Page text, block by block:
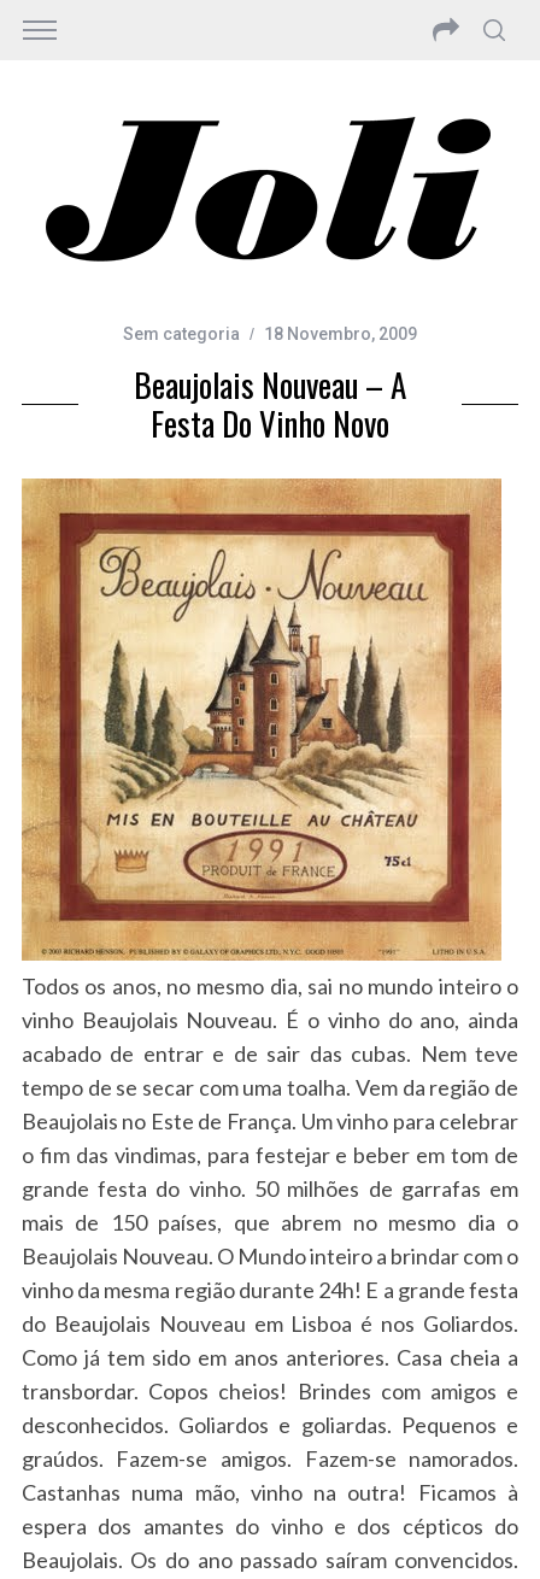
Sem categoria 18 Novembro, 2009
Beaujolais Nouveau – A
Festa Do Vinho Novo
Todos os anos, no mesmo dia, sai no mundo inteiro o
vinho Beaujolais Nouveau. É o vinho do ano, ainda
acabado de entrar e de sair das cubas. Nem teve
tempo de se secar com uma toalha. Vem da região de
Beaujolais no Este de França. Um vinho para celebrar
o fim das vindimas, para festejar e beber em tom de
grande festa do vinho. 50 milhões de garrafas em
mais de 150 países, que abrem no mesmo dia o
Beaujolais Nouveau. O Mundo inteiro a brindar com o
vinho da mesma região durante 24h! E a grande festa
do Beaujolais Nouveau em Lisboa é nos Goliardos.
Como já tem sido em anos anteriores. Casa cheia a
transbordar. Copos cheios! Brindes com amigos e
desconhecidos. Goliardos e goliardas. Pequenos e
graúdos. Fazem-se amigos. Fazem-se namorados.
Castanhas numa mão, vinho na outra! Ficamos à
espera dos amantes do vinho e dos cépticos do
Beaujolais. Os do ano passado saíram convencidos.